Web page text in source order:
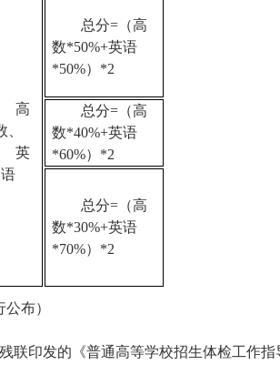
高
、
英
语
总分=（高
数*50%+英语
*50%）*2
总分=（高
数*40%+英语
*60%）*2
总分=（高
数*30%+英语
*70%）*2
布）
印发的《普通高等学校招生体检工作指